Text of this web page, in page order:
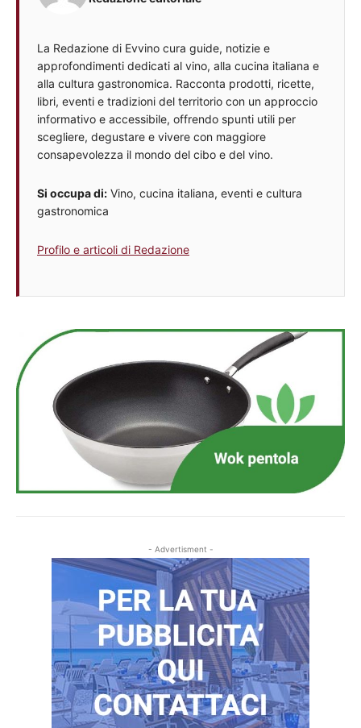
La Redazione di Evvino cura guide, notizie e
approfondimenti dedicati al vino, alla cucina italiana e
alla cultura gastronomica. Racconta prodotti, ricette,
libri, eventi e tradizioni del territorio con un approccio
informativo e accessibile, offrendo spunti utili per
scegliere, degustare e vivere con maggiore
consapevolezza il mondo del cibo e del vino.
Si occupa di: Vino, cucina italiana, eventi e cultura
gastronomica
Profilo e articoli di Redazione
- Advertisment -